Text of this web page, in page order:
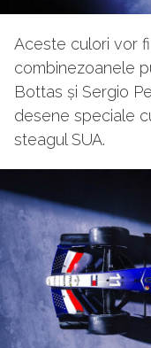
Aceste culori vor
combinezoanele
Bottas și Sergio
desene speciale
steagul SUA.